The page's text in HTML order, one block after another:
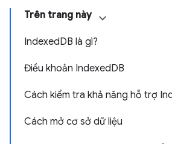
Trên trang này
IndexedDB là gì?
Điều khoản IndexedDB
Cách kiểm tra khả năng hỗ trợ
Cách mở cơ sở dữ liệu